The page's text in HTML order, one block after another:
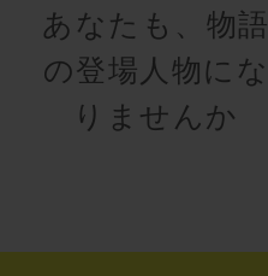
あなたも、物語
の登場人物にな
りませんか